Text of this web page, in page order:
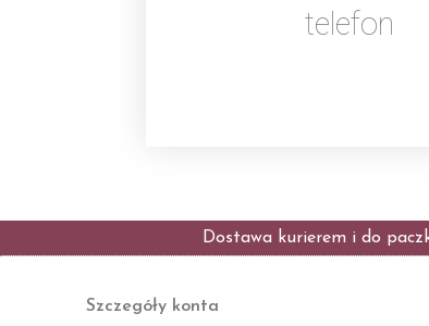
telefon
Dostawa kurierem i do
Szczegóły konta